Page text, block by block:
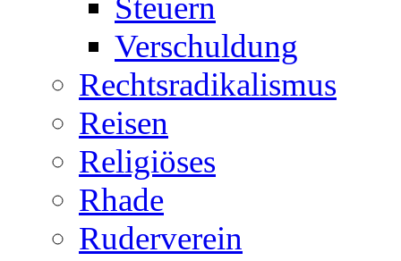
Verschuldung
Rechtsradikalismus
Reisen
Religiöses
Rhade
Ruderverein